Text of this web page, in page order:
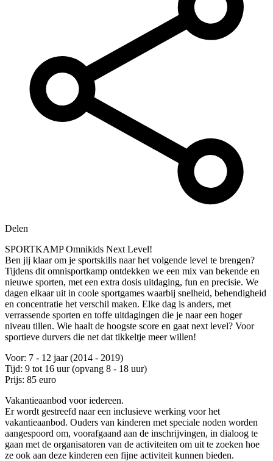
Delen
SPORTKAMP Omnikids Next Level!
Ben jij klaar om je sportskills naar het volgende level te brengen?
Tijdens dit omnisportkamp ontdekken we een mix van bekende en
nieuwe sporten, met een extra dosis uitdaging, fun en precisie. We
dagen elkaar uit in coole sportgames waarbij snelheid, behendigheid
en concentratie het verschil maken. Elke dag is anders, met
verrassende sporten en toffe uitdagingen die je naar een hoger
niveau tillen. Wie haalt de hoogste score en gaat next level? Voor
sportieve durvers die net dat tikkeltje meer willen!
Voor: 7 - 12 jaar (2014 - 2019)
Tijd: 9 tot 16 uur (opvang 8 - 18 uur)
Prijs: 85 euro
Vakantieaanbod voor iedereen.
Er wordt gestreefd naar een inclusieve werking voor het
vakantieaanbod. Ouders van kinderen met speciale noden worden
aangespoord om, voorafgaand aan de inschrijvingen, in dialoog te
gaan met de organisatoren van de activiteiten om uit te zoeken hoe
ze ook aan deze kinderen een fijne activiteit kunnen bieden.